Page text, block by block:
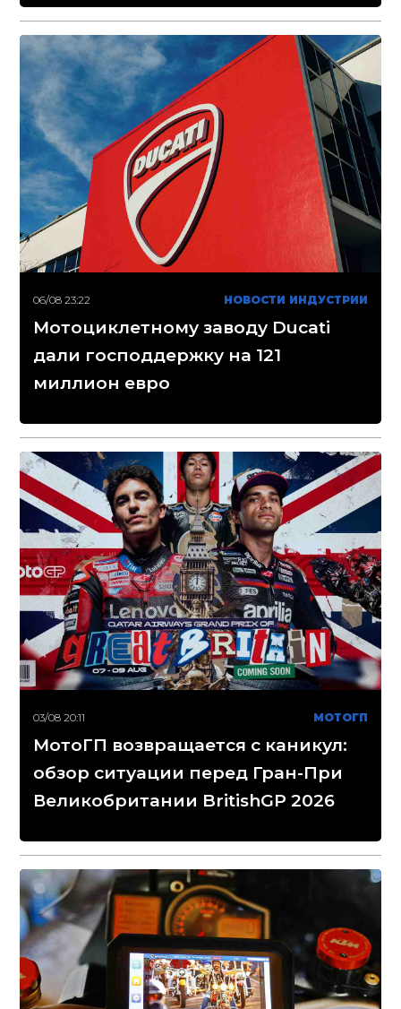
06/08 23:22 НОВОСТИ ИНДУСТРИИ
Мотоциклетному заводу Ducati
дали господдержку на 121
миллион евро
03/08 20:11 МОТОГП
МотоГП возвращается с каникул:
обзор ситуации перед Гран-При
Великобритании BritishGP 2026